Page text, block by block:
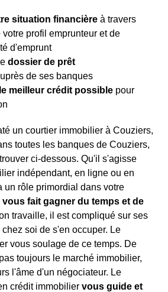
situation financière à travers
votre profil emprunteur et de
d'emprunt
dossier de prêt
de ses banques
le meilleur crédit possible pour
un courtier immobilier à Couziers,
toutes les banques de Couziers,
ci-dessous. Qu'il s'agisse
indépendant, en ligne ou en
un rôle primordial dans votre
vous fait gagner du temps et de
travaille, il est compliqué sur ses
soi de s'en occuper. Le
vous soulage de ce temps. De
toujours le marché immobilier,
l'âme d'un négociateur. Le
crédit immobilier vous guide et